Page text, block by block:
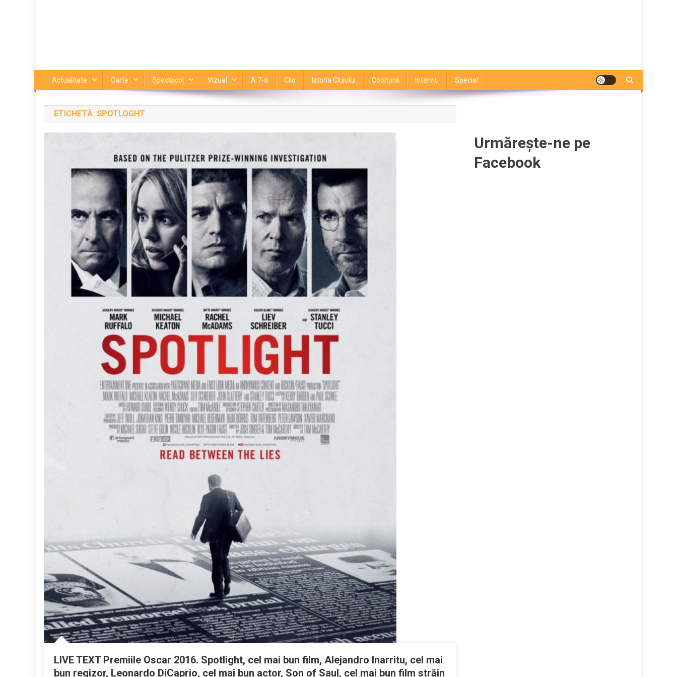
Actualitate Carte Spectacol Vizual A 7-a Clio Istoria Clujului Cooltura Interviu Special
ETICHETĂ: SPOTLOGHT
LIVE TEXT Premiile Oscar 2016. Spotlight, cel mai bun film, Alejandro Inarritu, cel mai
bun regizor, Leonardo DiCaprio, cel mai bun actor, Son of Saul, cel mai bun film străin
Urmărește-ne pe
Facebook